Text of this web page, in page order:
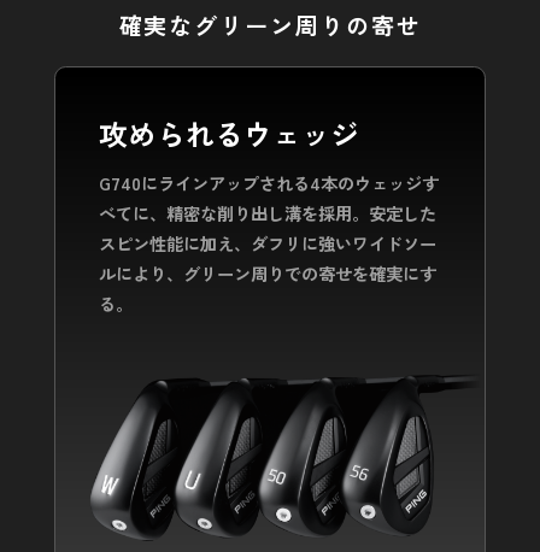
確実なグリーン周りの寄せ
攻められるウェッジ
G740にラインアップされる4本のウェッジす
べてに、精密な削り出し溝を採用。 安定した
スピン性能に加え、 ダフリに強いワイドソー
ルにより、グリーン周りでの寄せを確実にす
る。